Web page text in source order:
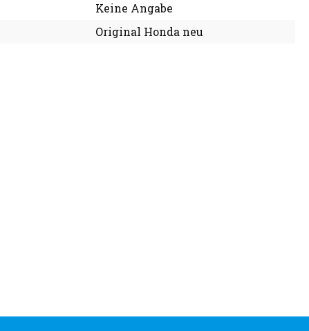
Keine Angabe
Original Honda neu